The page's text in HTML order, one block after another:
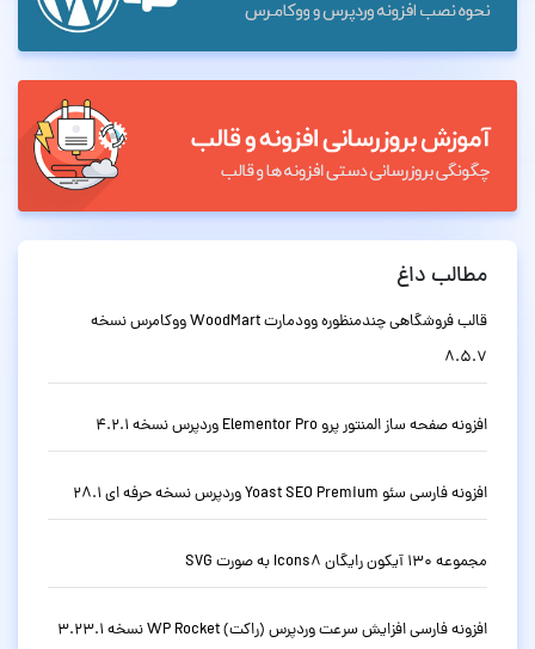
مطالب داغ
قالب فروشگاهی چندمنظوره وودمارت WoodMart ووکامرس نسخه
8.5.7
افزونه صفحه ساز المنتور پرو Elementor Pro وردپرس نسخه 4.2.1
افزونه فارسی سئو Yoast SEO Premium وردپرس نسخه حرفه ای 28.1
مجموعه 130 آیکون رایگان Icons8 به صورت SVG
افزونه فارسی افزایش سرعت وردپرس (راکت) WP Rocket نسخه 3.23.1